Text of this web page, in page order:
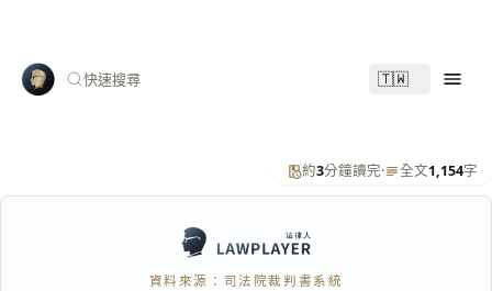
快速搜尋 🇹🇼
約3分鐘讀完· 全文1,154字
資料來源：司法院裁判書系統